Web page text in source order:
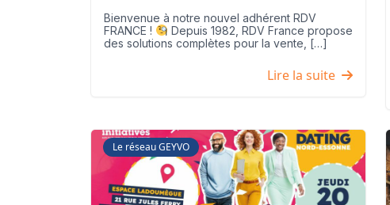
Bienvenue à notre nouvel adhérent RDV
FRANCE !
Depuis 1982, RDV France propose
des solutions complètes pour la vente, […]
Lire la suite
Le réseau GEYVO